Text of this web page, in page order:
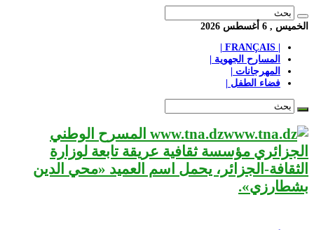
الخميس , 6 أغسطس 2026
المسارح الجهوية |
المهرجانات |
فضاء الطفل |
www.tna.dz المسرح الوطني
الجزائري مؤسسة ثقافية عريقة تابعة لوزارة
الثقافة-الجزائر، يحمل اسم العميد «محي الدين
بشطارزي».